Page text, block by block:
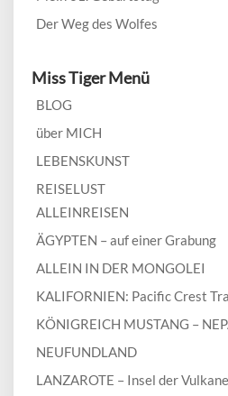
Der Weg des Wolfes
Miss Tiger Menü
BLOG
über MICH
LEBENSKUNST
REISELUST
ALLEINREISEN
ÄGYPTEN – auf einer Grabung
ALLEIN IN DER MONGOLEI
KALIFORNIEN: Pacific Crest
KÖNIGREICH MUSTANG –
NEUFUNDLAND
LANZAROTE – Insel der Vulkane